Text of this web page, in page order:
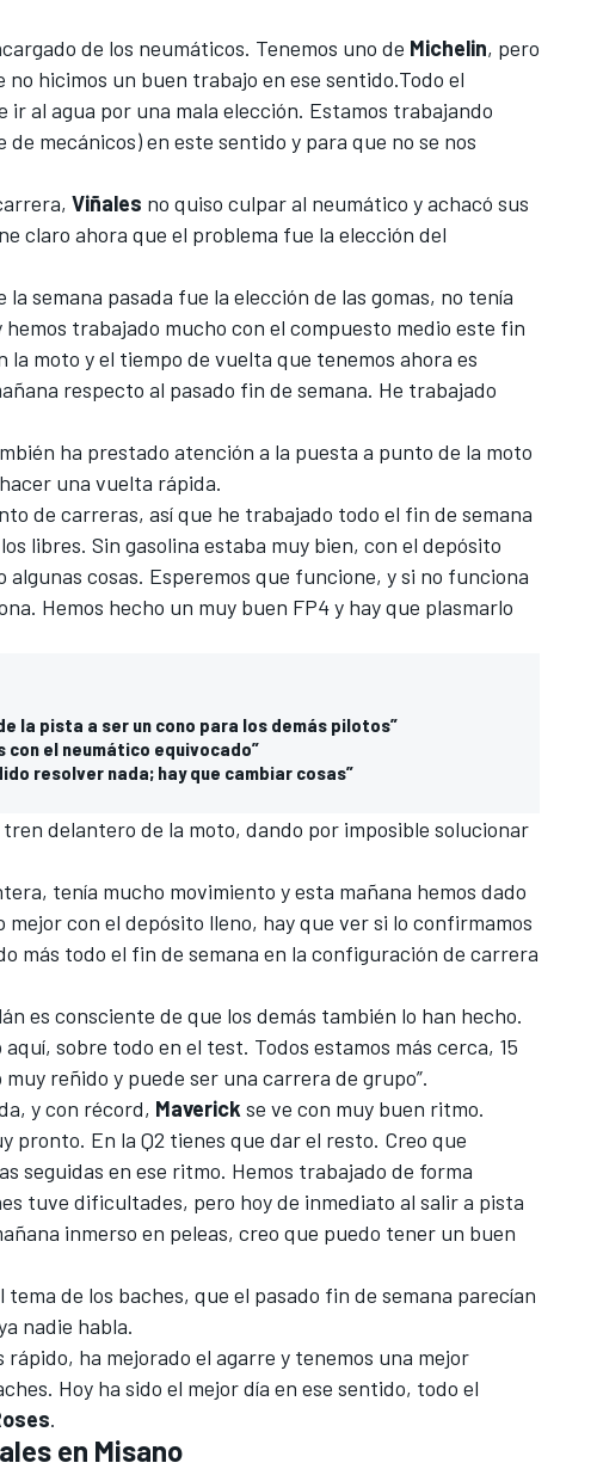
de los neumáticos. Tenemos uno de Michelin, pero
no hicimos un buen trabajo en ese sentido.Todo el
ir al agua por una mala elección. Estamos trabajando
de mecánicos) en este sentido y para que no se nos
Viñales no quiso culpar al neumático y achacó sus
claro ahora que el problema fue la elección del
semana pasada fue la elección de las gomas, no tenía
trabajado mucho con el compuesto medio este fin
la moto y el tiempo de vuelta que tenemos ahora es
respecto al pasado fin de semana. He trabajado
ha prestado atención a la puesta a punto de la moto
una vuelta rápida.
de carreras, así que he trabajado todo el fin de semana
libres. Sin gasolina estaba muy bien, con el depósito
cosas. Esperemos que funcione, y si no funciona
Hemos hecho un muy buen FP4 y hay que plasmarlo
la pista a ser un cono para los demás pilotos”
con el neumático equivocado”
resolver nada; hay que cambiar cosas”
delantero de la moto, dando por imposible solucionar
tenía mucho movimiento y esta mañana hemos dado
con el depósito lleno, hay que ver si lo confirmamos
más todo el fin de semana en la configuración de carrera
es consciente de que los demás también lo han hecho.
sobre todo en el test. Todos estamos más cerca, 15
reñido y puede ser una carrera de grupo”.
y con récord, Maverick se ve con muy buen ritmo.
pronto. En la Q2 tienes que dar el resto. Creo que
seguidas en ese ritmo. Hemos trabajado de forma
tuve dificultades, pero hoy de inmediato al salir a pista
inmerso en peleas, creo que puedo tener un buen
tema de los baches, que el pasado fin de semana parecían
nadie habla.
rápido, ha mejorado el agarre y tenemos una mejor
Hoy ha sido el mejor día en ese sentido, todo el
.
en Misano